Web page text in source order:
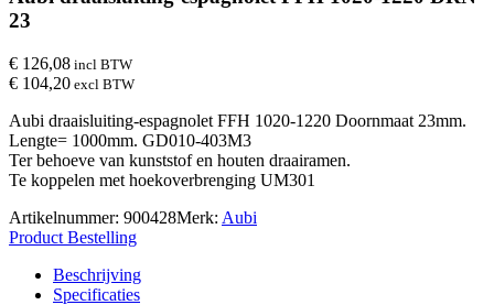
23
€ 126,08 incl BTW
€ 104,20 excl BTW
Aubi draaisluiting-espagnolet FFH 1020-1220 Doornmaat 23mm.
Lengte= 1000mm. GD010-403M3
Ter behoeve van kunststof en houten draairamen.
Te koppelen met hoekoverbrenging UM301
Artikelnummer: 900428Merk: Aubi
Product Bestelling
Beschrijving
Specificaties